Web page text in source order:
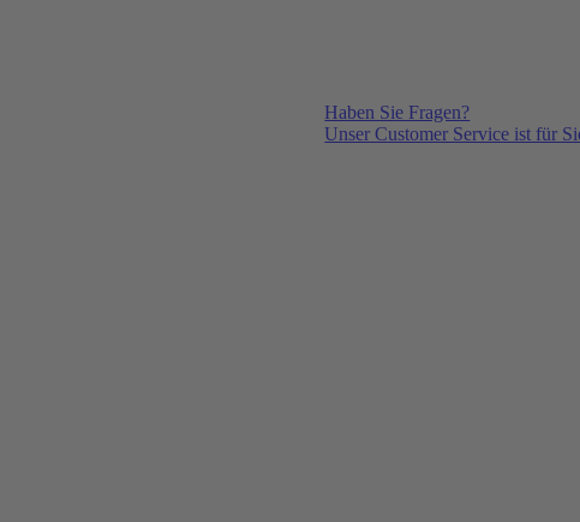
Haben Sie Fragen?
Unser Customer Service ist für